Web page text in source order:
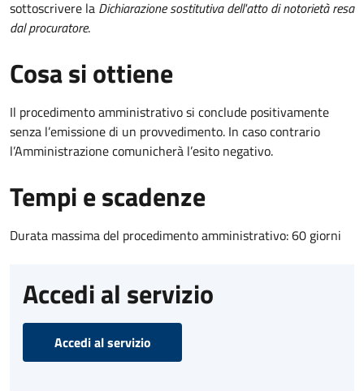
sottoscrivere la Dichiarazione sostitutiva dell'atto di notorietà resa
dal procuratore.
Cosa si ottiene
Il procedimento amministrativo si conclude positivamente
senza l’emissione di un provvedimento. In caso contrario
l’Amministrazione comunicherà l’esito negativo.
Tempi e scadenze
Durata massima del procedimento amministrativo: 60 giorni
Accedi al servizio
Accedi al servizio